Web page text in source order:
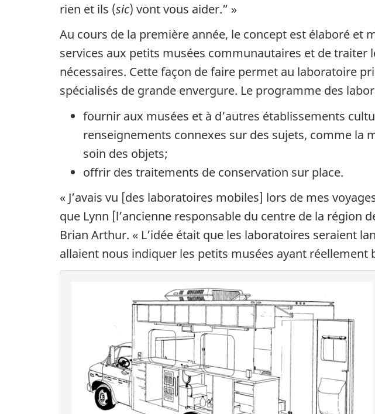
rien et ils (sic) vont vous aider.” »
Au cours de la première année, le concept est élaboré et
services aux petits musées communautaires et de
nécessaires. Cette façon de faire permet au laboratoire
spécialisés de grande envergure. Le programme des
fournir aux musées et à d’autres établissements
renseignements connexes sur des sujets, comme la
soin des objets;
offrir des traitements de conservation sur place.
« J’avais vu [des laboratoires mobiles] lors de mes
que Lynn [l’ancienne responsable du centre de la région
Brian Arthur. « L’idée était que les laboratoires seraient
allaient nous indiquer les petits musées ayant réellement